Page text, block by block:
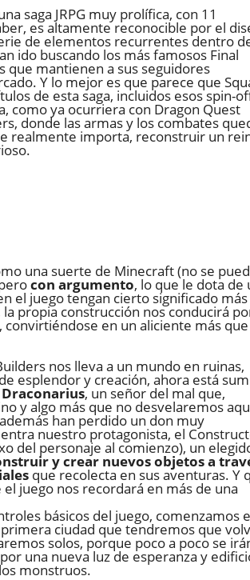
saga JRPG muy prolífica, con 11
es altamente reconocible por el
de elementos recurrentes dentro
ido buscando los más famosos Final
que mantienen a sus seguidores
Y lo mejor es que parece que
de esta saga, incluidos esos spin-
como ya ocurriera con Dragon Quest
donde las armas y los combates
realmente importa, reconstruir un
una suerte de Minecraft (no se
con argumento, lo que le dota de
el juego tengan cierto significado más
propia construcción nos conducirá
en un aliciente más que
nos lleva a un mundo en ruinas,
esplendor y creación, ahora está
Draconarius, un señor del mal que,
y algo más que no desvelaremos
han perdido un don muy
nuestro protagonista, el
del personaje al comienzo), un
y crear nuevos objetos a
que recolecta en sus aventuras. Y
juego nos recordará en más de una
básicos del juego, comenzamos
ciudad que tendremos que
solos, porque poco a poco se
una nueva luz de esperanza y
monstruos.